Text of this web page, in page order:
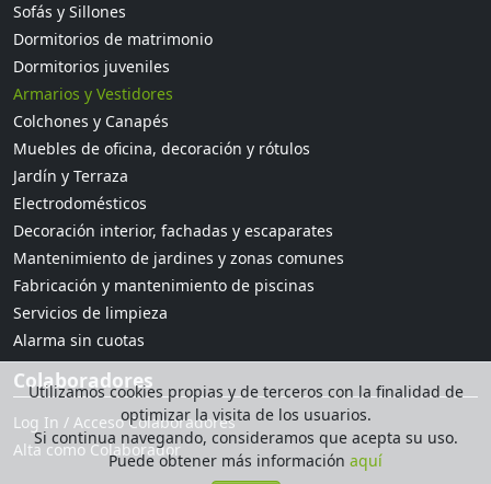
Utilizamos cookies propias y de terceros con la finalidad de
optimizar la visita de los usuarios.
Si continua navegando, consideramos que acepta su uso.
Puede obtener más información aquí
Sofás y Sillones
Dormitorios de matrimonio
Dormitorios juveniles
Armarios y Vestidores
Colchones y Canapés
Muebles de oficina, decoración y rótulos
Jardín y Terraza
Electrodomésticos
Decoración interior, fachadas y escaparates
Mantenimiento de jardines y zonas comunes
Fabricación y mantenimiento de piscinas
Servicios de limpieza
Alarma sin cuotas
Colaboradores
Log In / Acceso Colaboradores
Alta como Colaborador